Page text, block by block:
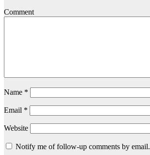
Comment
Name *
Email *
Website
Notify me of follow-up comments by email.